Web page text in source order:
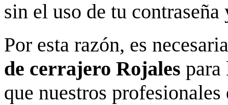
sin el uso de tu
Por esta razón, es
de cerrajero Rojales para
que nuestros